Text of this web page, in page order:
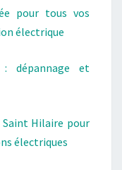
pour tous vos
électrique
: dépannage et
Hilaire pour
électriques